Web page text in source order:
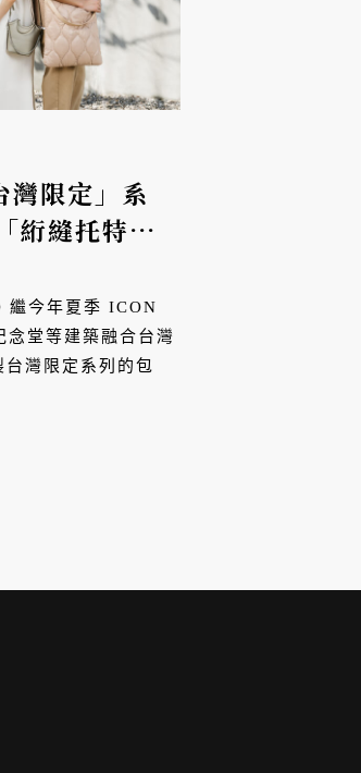
限定」系
絎縫托特
色
繼今年夏季 ICON
念堂等建築融合台灣
灣限定系列的包